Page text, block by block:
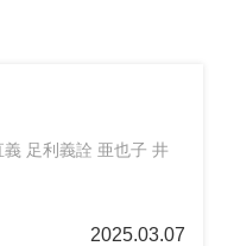
足利義詮 亜也子 井
2025.03.07